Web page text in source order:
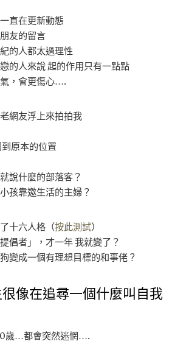
直在更新動態
友的留言
的人都太過理性
的人來說 起的作用只有一點點
，會更傷心….
網友浮上來拍拍我
原本的位置
說什麼的部落客？
孩靠邀生活的主婦？
十六人格（按此測試）
倡者」，才一年 我就變了？
變成一個有理想目標的和事佬？
像在追尋一個什麼叫自我
歲…都會突然迷惘….